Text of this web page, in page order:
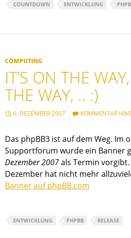
COUNTDOWN ENTWICKLUNG
COMPUTING
IT’S ON THE
THE WAY, .. :)
6. DEZEMBER 2007 KOMMENTAR
Das phpBB3 ist auf dem Weg. Im
Supportforum wurde ein Banner
Dezember 2007als Termin
Dezember hat nicht mehr
Banner auf phpBB.com
ENTWICKLUNG PHPBB RELEASE